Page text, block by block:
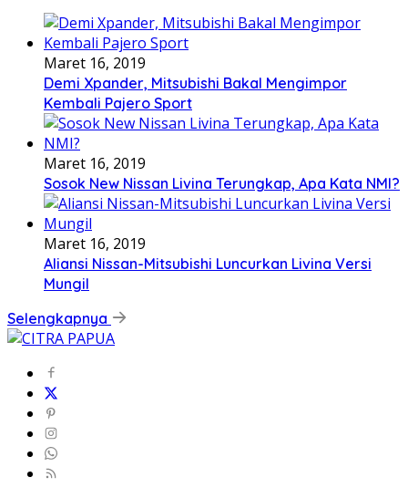
Maret 16, 2019
Demi Xpander, Mitsubishi Bakal Mengimpor
Kembali Pajero Sport
Maret 16, 2019
Sosok New Nissan Livina Terungkap, Apa Kata NMI?
Maret 16, 2019
Aliansi Nissan-Mitsubishi Luncurkan Livina Versi
Mungil
Selengkapnya